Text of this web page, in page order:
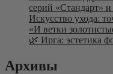
серий «Стандарт»
Искусство ухода:
«И ветки
🌿 Ирга: эстетика
Архивы